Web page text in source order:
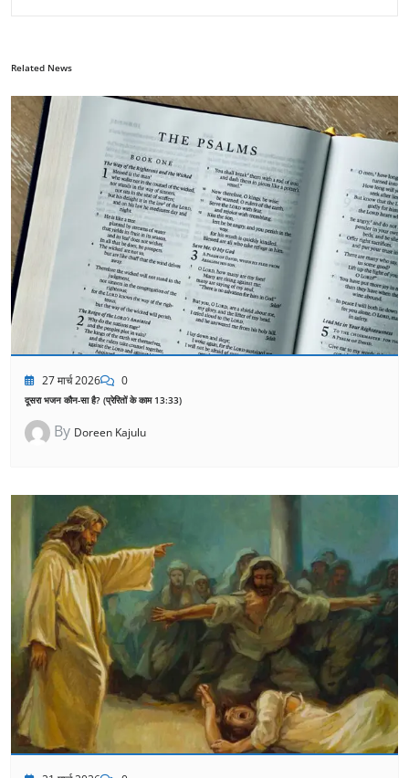
Related News
27 मार्च 2026 0
दूसरा भजन कौन-सा है? (प्रेरितों के काम 13:33)
By Doreen Kajulu